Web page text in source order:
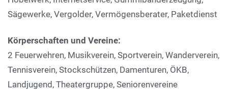
Sägewerke, Vergolder, Vermögensberater, Paketdienst
Körperschaften und Vereine:
2 Feuerwehren, Musikverein, Sportverein, Wanderverein,
Tennisverein, Stockschützen, Damenturen, ÖKB,
Landjugend, Theatergruppe, Seniorenvereine